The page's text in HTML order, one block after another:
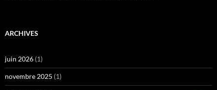
ARCHIVES
juin 2026 (1)
novembre 2025 (1)